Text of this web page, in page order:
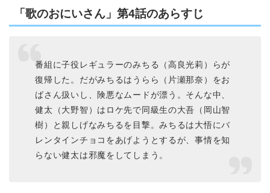
「歌のおにいさん」第4話のあらすじ
番組に子役レギュラーのみちる（高良光莉）らが
復帰した。だがみちるはうらら（片瀬那奈）をお
ばさん扱いし、険悪なムードが漂う。そんな中、
健太（大野智）はロケ先で同級生の大吾（岡山智
樹）と親しげなみちるを目撃。みちるは大悟にバ
レンタインチョコをあげようとするが、事情を知
らない健太は邪魔をしてしまう。